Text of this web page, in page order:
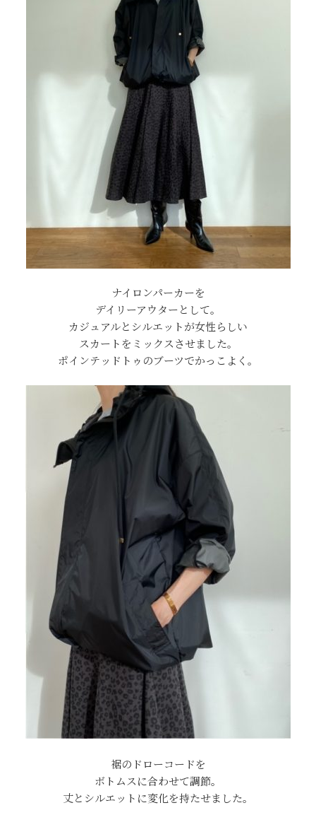
ナイロンパーカーを
デイリーアウターとして。
カジュアルとシルエットが女性らしい
スカートをミックスさせました。
ポインテッドトゥのブーツでかっこよく。
裾のドローコードを
ボトムスに合わせて調節。
丈とシルエットに変化を持たせました。